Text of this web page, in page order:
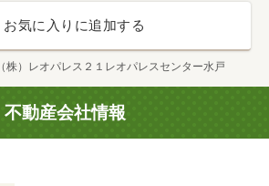
お気に入りに追加する
（株）レオパレス２１レオパレスセンター水戸
不動産会社情報